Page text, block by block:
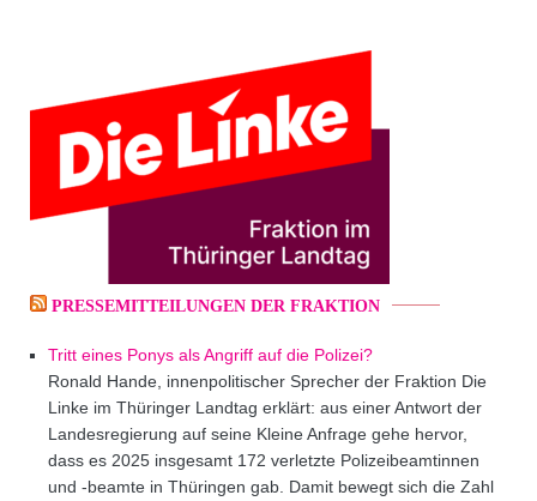
PRESSEMITTEILUNGEN DER FRAKTION
Tritt eines Ponys als Angriff auf die Polizei?
Ronald Hande, innenpolitischer Sprecher der Fraktion Die
Linke im Thüringer Landtag erklärt: aus einer Antwort der
Landesregierung auf seine Kleine Anfrage gehe hervor,
dass es 2025 insgesamt 172 verletzte Polizeibeamtinnen
und -beamte in Thüringen gab. Damit bewegt sich die Zahl